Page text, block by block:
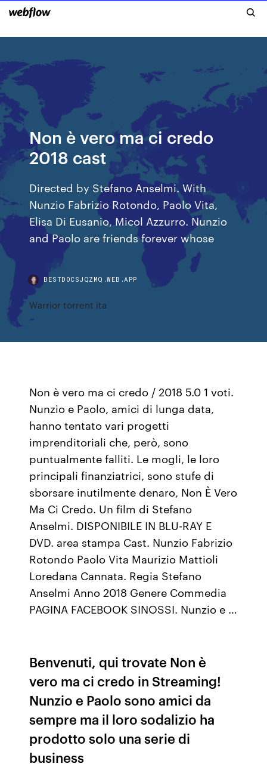
Non è vero ma ci credo
2018 cast
Directed by Stefano Anselmi. With
Nunzio Fabrizio Rotondo, Paolo Vita,
Elisa Di Eusanio, Micol Azzurro. Nunzio
and Paolo are friends forever whose
BESTDOCSJQZMQ.WEB.APP
Warrior torrent ita
Non è vero ma ci credo / 2018 5.0 1 voti.
Nunzio e Paolo, amici di lunga data,
hanno tentato vari progetti
imprenditoriali che, però, sono
puntualmente falliti. Le mogli, le loro
principali finanziatrici, sono stufe di
sborsare inutilmente denaro, Non È Vero
Ma Ci Credo. Un film di Stefano
Anselmi. DISPONIBILE IN BLU-RAY E
DVD. area stampa Cast. Nunzio Fabrizio
Rotondo Paolo Vita Maurizio Mattioli
Loredana Cannata. Regia Stefano
Anselmi Anno 2018 Genere Commedia
PAGINA FACEBOOK SINOSSI. Nunzio e …
Benvenuti, qui trovate Non è
vero ma ci credo in Streaming!
Nunzio e Paolo sono amici da
sempre ma il loro sodalizio ha
prodotto solo una serie di
business